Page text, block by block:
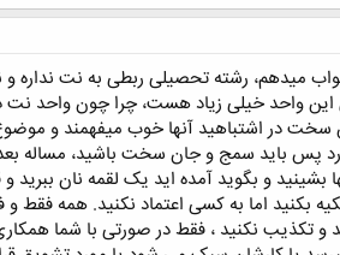
میدهم، رشته تحصیلی ربطی به نت نداره
واحد خیلی زیاد هست، چرا چون واحد نت
سخت در اشتباهید آنها خوب میفهمند و
پس باید سمج و جان سخت باشید، مساله
بشینید و بگوید آمده اید یک لقمه نان ببرید
بکنید اما به کسی اعتماد نکنید. همه فقط
تکذیب نکنید ، فقط در صورتی با شما